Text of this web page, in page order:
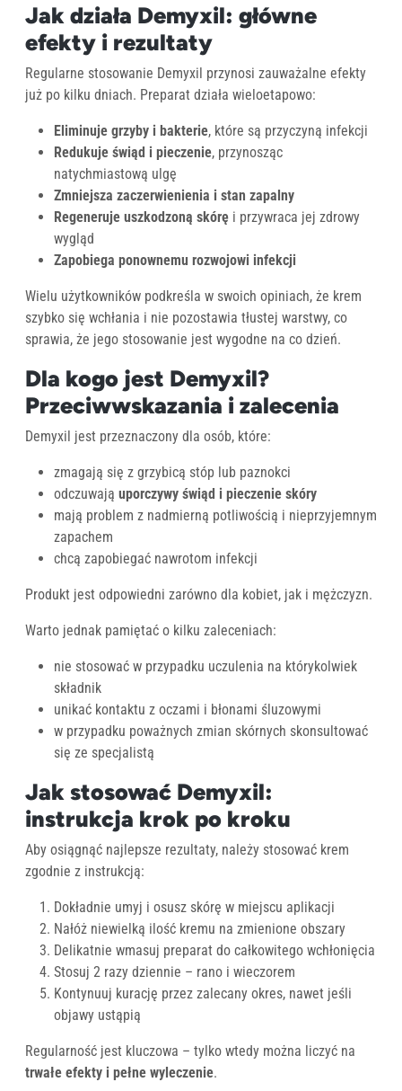
Jak działa Demyxil: główne
efekty i rezultaty
Regularne stosowanie Demyxil przynosi zauważalne efekty
już po kilku dniach. Preparat działa wieloetapowo:
Eliminuje grzyby i bakterie, które są przyczyną infekcji
Redukuje świąd i pieczenie, przynosząc
natychmiastową ulgę
Zmniejsza zaczerwienienia i stan zapalny
Regeneruje uszkodzoną skórę i przywraca jej zdrowy
wygląd
Zapobiega ponownemu rozwojowi infekcji
Wielu użytkowników podkreśla w swoich opiniach, że krem
szybko się wchłania i nie pozostawia tłustej warstwy, co
sprawia, że jego stosowanie jest wygodne na co dzień.
Dla kogo jest Demyxil?
Przeciwwskazania i zalecenia
Demyxil jest przeznaczony dla osób, które:
zmagają się z grzybicą stóp lub paznokci
odczuwają uporczywy świąd i pieczenie skóry
mają problem z nadmierną potliwością i nieprzyjemnym
zapachem
chcą zapobiegać nawrotom infekcji
Produkt jest odpowiedni zarówno dla kobiet, jak i mężczyzn.
Warto jednak pamiętać o kilku zaleceniach:
nie stosować w przypadku uczulenia na którykolwiek
składnik
unikać kontaktu z oczami i błonami śluzowymi
w przypadku poważnych zmian skórnych skonsultować
się ze specjalistą
Jak stosować Demyxil:
instrukcja krok po kroku
Aby osiągnąć najlepsze rezultaty, należy stosować krem
zgodnie z instrukcją:
Dokładnie umyj i osusz skórę w miejscu aplikacji
Nałóż niewielką ilość kremu na zmienione obszary
Delikatnie wmasuj preparat do całkowitego wchłonięcia
Stosuj 2 razy dziennie – rano i wieczorem
Kontynuuj kurację przez zalecany okres, nawet jeśli
objawy ustąpią
Regularność jest kluczowa – tylko wtedy można liczyć na
trwałe efekty i pełne wyleczenie.